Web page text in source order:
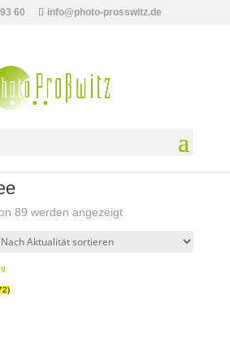
60 info@photo-prosswitz.de
89 werden angezeigtNach